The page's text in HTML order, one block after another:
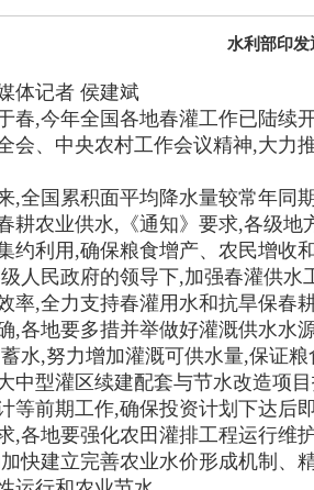
水利部印
体记者 侯建斌
春,今年全国各地春灌工作已陆续
会、中央农村工作会议精神,大力
,全国累积面平均降水量较常年同
耕农业供水,《通知》要求,各级
约利用,确保粮食增产、农民增收
人民政府的领导下,加强春灌供
率,全力支持春灌用水和抗旱保春耕
,各地要多措并举做好灌溉供水
水,努力增加灌溉可供水量,保证
中型灌区续建配套与节水改造项
等前期工作,确保投资计划下达后
,各地要强化农田灌排工程运行
快建立完善农业水价形成机制、